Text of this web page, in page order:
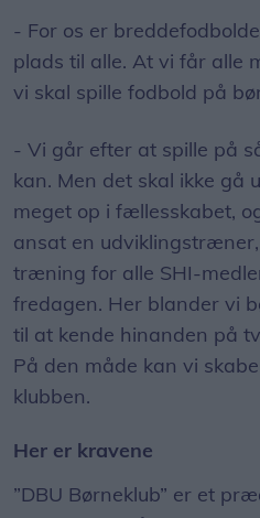
- For os er
plads til alle. At vi får alle
vi skal spille fodbold på
- Vi går efter at spille på
kan. Men det skal ikke gå
meget op i fællesskabet,
ansat en
træning for alle SHI-
fredagen. Her blander vi
til at kende hinanden på
På den måde kan vi
klubben.
Her er kravene
”DBU Børneklub” er et